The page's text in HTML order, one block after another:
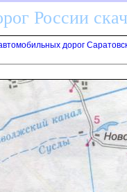
России
дорог